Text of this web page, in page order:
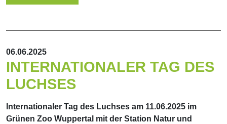
06.06.2025
INTERNATIONALER TAG DES
LUCHSES
Internationaler Tag des Luchses am 11.06.2025 im
Grünen Zoo Wuppertal mit der Station Natur und